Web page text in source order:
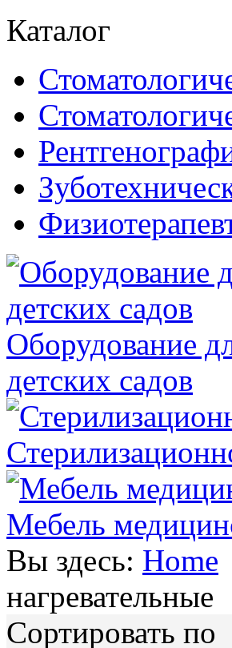
Каталог
Оборудование
детских садов
Мебель
Вы здесь: Home
нагревательные
Сортировать по